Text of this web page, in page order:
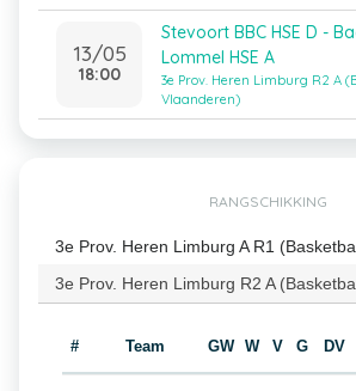
13/05
18:00
Stevoort BBC HSE D -
Lommel HSE A
3e Prov. Heren Limburg R2 A
Vlaanderen)
RANGSCHIKKING
3e Prov. Heren Limburg A R1
3e Prov. Heren Limburg R2 A
# Team GW W V G DV